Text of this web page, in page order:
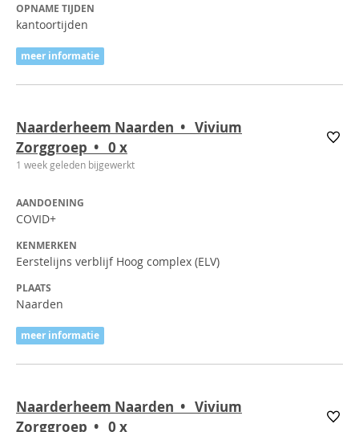
OPNAME TIJDEN
kantoortijden
meer informatie
Naarderheem Naarden • Vivium
Zorggroep • 0 x
1 week geleden bijgewerkt
AANDOENING
COVID+
KENMERKEN
Eerstelijns verblijf Hoog complex (ELV)
PLAATS
Naarden
meer informatie
Naarderheem Naarden • Vivium
Zorggroep • 0 x